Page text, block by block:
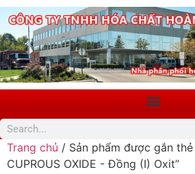
Trang chủ / Sản phẩm được gắn thẻ
CUPROUS OXIDE - Đồng (I) Oxit”